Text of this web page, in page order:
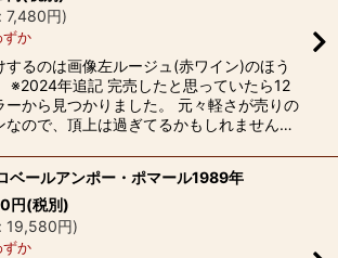
: 7,480円)
ずか
するのは画像左ルージュ(赤ワイン)のほう
※2024年追記 完売したと思っていたら12
ーから見つかりました。 元々軽さが売りの
なので、頂上は過ぎてるかもしれません…
ベールアンポー・ポマール1989年
円(税別)
: 19,580円)
ずか